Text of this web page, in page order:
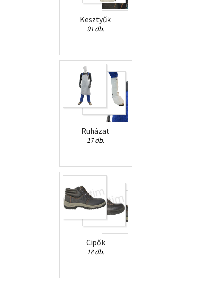
Kesztyűk
91 db.
Ruházat
17 db.
Cipők
18 db.